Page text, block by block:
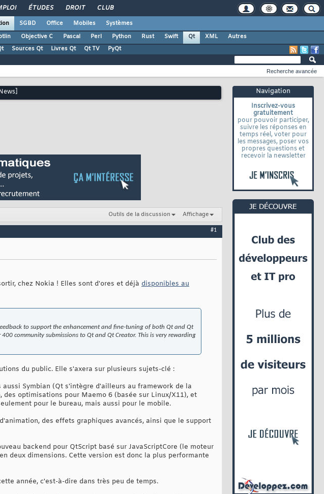
ÉTUDES DROIT CLUB
SGBD Office Mobiles
Systèmes
Objective C Pascal Perl Python Rust Swift Qt XML
Autres
Sources Qt Livres Qt Qt TV PyQt
Navigation
Inscrivez-vous
gratuitement
pour pouvoir participer,
suivre les réponses en
temps réel, voter pour
les messages, poser vos
propres questions et
recevoir la newsletter
Recherche avancée
Outils de la discussion Affichage
#1
chez Nokia ! Elles sont d'ores et déjà disponibles au
to support the enhancement and fine-tuning of both Qt and Qt
community submissions to Qt and Qt Creator. This is very rewarding
du public. Elle s'axera sur plusieurs sujets-clé :
Symbian (Qt s'intègre d'ailleurs au framework de la
optimisations pour Maemo 6 (basée sur Linux/X11), et
pour le bureau, mais aussi pour le mobile.
des effets graphiques avancés, ainsi que le support
backend pour QtScript basé sur JavaScriptCore (le moteur
deux dimensions. Cette version est donc la plus performante
année, c'est-à-dire dans très peu de temps.